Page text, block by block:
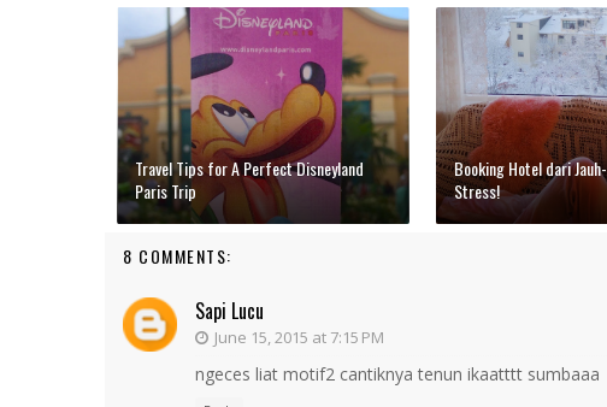
Travel Tips for A Perfect Disneyland
Paris Trip
Booking Hotel dari
Stress!
8 COMMENTS:
Sapi Lucu
June 15, 2015 at 7:15 PM
ngeces liat motif2 cantiknya tenun ikaatttt sumbaaa